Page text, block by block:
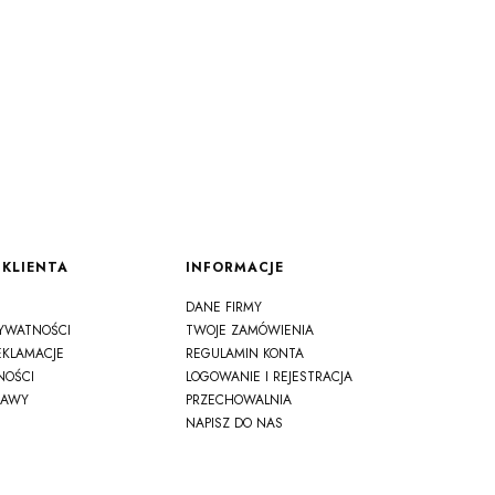
INFORMACJE
DANE FIRMY
TWOJE ZAMÓWIENIA
REGULAMIN KONTA
LOGOWANIE I REJESTRACJA
PRZECHOWALNIA
NAPISZ DO NAS